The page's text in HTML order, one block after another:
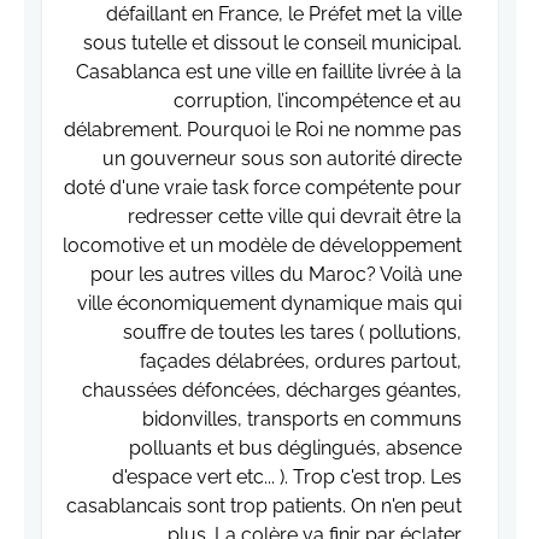
défaillant en France, le Préfet met la ville
sous tutelle et dissout le conseil municipal.
Casablanca est une ville en faillite livrée à la
corruption, l’incompétence et au
délabrement. Pourquoi le Roi ne nomme pas
un gouverneur sous son autorité directe
doté d'une vraie task force compétente pour
redresser cette ville qui devrait être la
locomotive et un modèle de développement
pour les autres villes du Maroc? Voilà une
ville économiquement dynamique mais qui
souffre de toutes les tares ( pollutions,
façades délabrées, ordures partout,
chaussées défoncées, décharges géantes,
bidonvilles, transports en communs
polluants et bus déglingués, absence
d'espace vert etc... ). Trop c'est trop. Les
casablancais sont trop patients. On n'en peut